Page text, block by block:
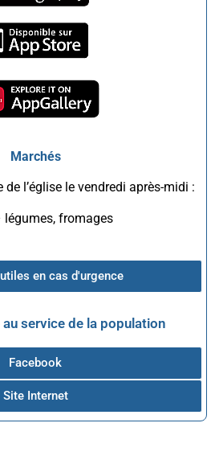
Marchés
l’église le vendredi après-midi :
légumes, fromages
en cas d'urgence
service de la population
Facebook
Site Internet